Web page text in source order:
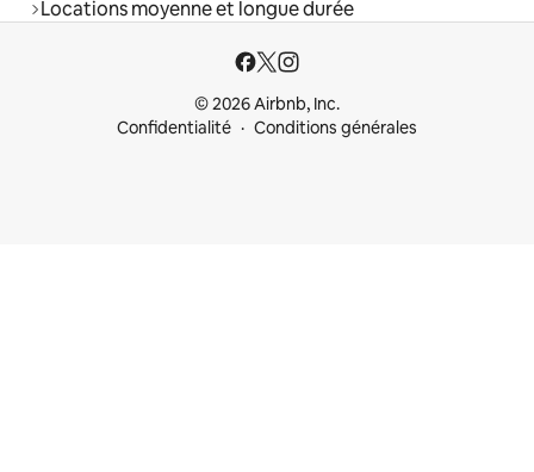
Locations moyenne et longue durée
© 2026 Airbnb, Inc.
Confidentialité
Conditions générales